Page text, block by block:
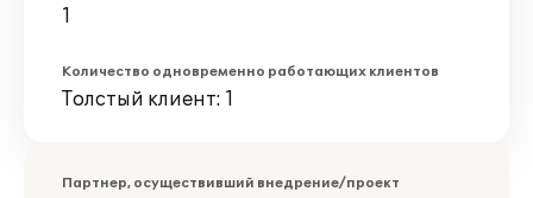
1
Количество одновременно работающих клиентов
Толстый клиент: 1
Партнер, осуществивший внедрение/проект